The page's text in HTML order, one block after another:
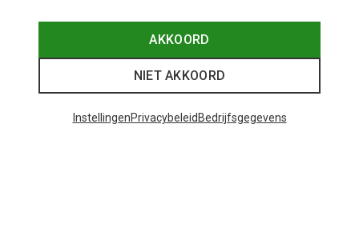
AKKOORD
NIET AKKOORD
InstellingenPrivacybeleid Bedrijfsgegevens